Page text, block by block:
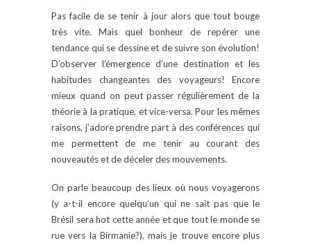
Pas facile de se tenir à jour alors que tout bouge
très vite. Mais quel bonheur de repérer une
tendance qui se dessine et de suivre son évolution!
D’observer l’émergence d’une destination et les
habitudes changeantes des voyageurs! Encore
mieux quand on peut passer régulièrement de la
théorie à la pratique, et vice-versa. Pour les mêmes
raisons, j’adore prendre part à des conférences qui
me permettent de me tenir au courant des
nouveautés et de déceler des mouvements.
On parle beaucoup des lieux où nous voyagerons
(y a-t-il encore quelqu’un qui ne sait pas que le
Brésil sera hot cette année et que tout le monde se
rue vers la Birmanie?), mais je trouve encore plus